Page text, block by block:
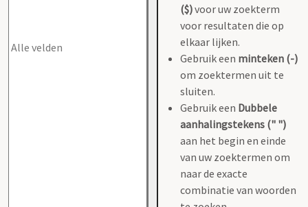
($)voor uw zoekterm
voor resultaten die op
elkaar lijken.
Gebruik een minteken (-)
om zoektermen uit te
sluiten.
Gebruik een Dubbele
aanhalingstekens (" ")
aan het begin en einde
van uw zoektermen om
naar de exacte
combinatie van woorden